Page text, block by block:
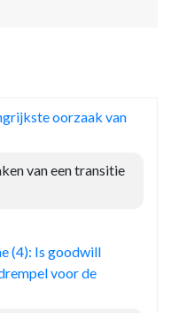
oorzaak van
van een transitie
(4): Is goodwill
voor de